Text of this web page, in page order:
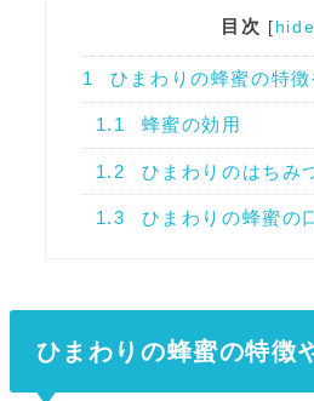
目次 [
1 ひまわりの蜂蜜の特徴
1.1 蜂蜜の効用
1.2 ひまわりのはちみ
1.3 ひまわりの蜂蜜の
ひまわりの蜂蜜の特徴